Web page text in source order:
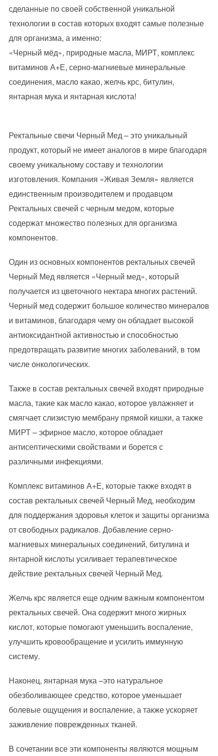
сделанные по своей собственной уникальной
технологии в состав которых входят самые полезные
для организма, а именно:
«Черный мёд», природные масла, МИРТ, комплекс
витаминов А+Е, серно-магниевые минеральные
соединения, масло какао, желчь крс, битулин,
янтарная мука и янтарная кислота!
Ректальные свечи Черный Мед – это уникальный
продукт, который не имеет аналогов в мире благодаря
своему уникальному составу и технологии
изготовления. Компания «Живая Земля» является
единственным производителем и продавцом
Ректальных свечей с черным медом, которые
содержат множество полезных для организма
компонентов.
Один из основных компонентов ректальных свечей
Черный Мед является «Черный мед», который
получается из цветочного нектара многих растений.
Черный мед содержит большое количество минералов
и витаминов, благодаря чему он обладает высокой
антиоксидантной активностью и способностью
предотвращать развитие многих заболеваний, в том
числе онкологических.
Также в состав ректальных свечей входят природные
масла, такие как масло какао, которое увлажняет и
смягчает слизистую мембрану прямой кишки, а также
МИРТ – эфирное масло, которое обладает
антисептическими свойствами и борется с
различными инфекциями.
Комплекс витаминов А+Е, которые также входят в
состав ректальных свечей Черный Мед, необходим
для поддержания здоровья клеток и защиты организма
от свободных радикалов. Добавление серно-
магниевых минеральных соединений, битулина и
янтарной кислоты усиливает терапевтическое
действие ректальных свечей Черный Мед.
Желчь крс является еще одним важным компонентом
ректальных свечей. Она содержит много жирных
кислот, которые помогают уменьшить воспаление,
улучшить кровообращение и усилить иммунную
систему.
Наконец, янтарная мука –это натуральное
обезболивающее средство, которое уменьшает
болевые ощущения и воспаление, а также ускоряет
заживление поврежденных тканей.
В сочетании все эти компоненты являются мощным